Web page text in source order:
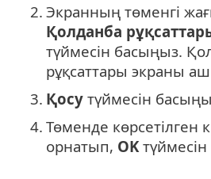
2. Экранның төменгі
Қолданба
түймесін басыңыз.
рұқсаттары экраны
3. Қосу түймесін
4. Төменде көрсетілген
орнатып, OK